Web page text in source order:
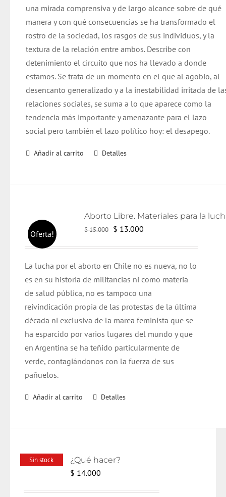
una mirada comprensiva y de largo alcance sobre de qué
manera y con qué consecuencias se ha transformado el
rostro de la sociedad, los rasgos de sus individuos, y la
textura de la relación entre ambos. Describe con
detenimiento el circuito que nos ha llevado a donde
estamos. Se trata de un momento en el que al agobio, al
desencanto generalizado y a la inestabilidad irritada de
relaciones sociales, se suma a lo que aparece como la
tendencia más importante y amenazante para el lazo
social pero también el lazo político hoy: el desapego.
Añadir al carrito Detalles
Oferta! $15.000 El
era:
$ 15.000.
$ 13.000El
es:
$ 13.000.
La lucha por el aborto en Chile no es nueva, no lo
es en su historia de militancias ni como materia
de salud pública, no es tampoco una
reivindicación propia de las protestas de la última
década ni exclusiva de la marea feminista que se
ha esparcido por varios lugares del mundo y que
en Argentina se ha teñido particularmente de
verde, contagiándonos con la fuerza de sus
pañuelos.
Añadir al carrito Detalles
Sin stock ¿Qué hacer?
$ 14.000